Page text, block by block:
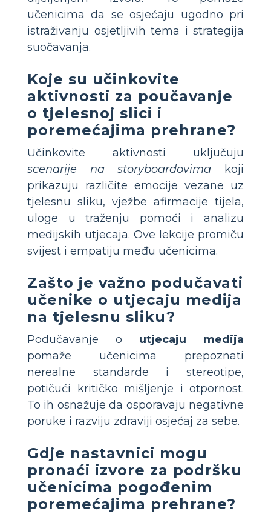
učenicima da se osjećaju ugodno pri
istraživanju osjetljivih tema i strategija
suočavanja.
Koje su učinkovite
aktivnosti za poučavanje
o tjelesnoj slici i
poremećajima prehrane?
Učinkovite aktivnosti uključuju
scenarije na storyboardovima koji
prikazuju različite emocije vezane uz
tjelesnu sliku, vježbe afirmacije tijela,
uloge u traženju pomoći i analizu
medijskih utjecaja. Ove lekcije promiču
svijest i empatiju među učenicima.
Zašto je važno podučavati
učenike o utjecaju medija
na tjelesnu sliku?
Podučavanje o utjecaju medija
pomaže učenicima prepoznati
nerealne standarde i stereotipe,
potičući kritičko mišljenje i otpornost.
To ih osnažuje da osporavaju negativne
poruke i razviju zdraviji osjećaj za sebe.
Gdje nastavnici mogu
pronaći izvore za podršku
učenicima pogođenim
poremećajima prehrane?